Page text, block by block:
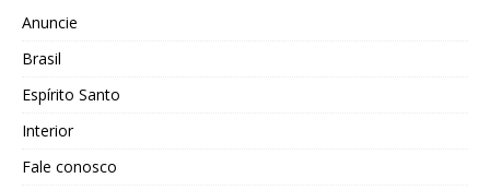
Anuncie
Brasil
Espírito Santo
Interior
Fale conosco